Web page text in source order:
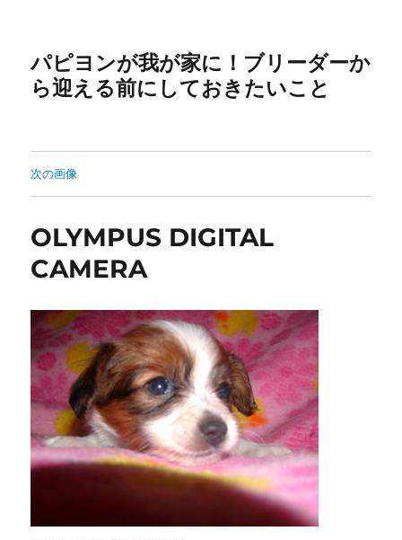
パピヨンが我が家に！ブリーダーか
ら迎える前にしておきたいこと
次の画像
OLYMPUS DIGITAL
CAMERA